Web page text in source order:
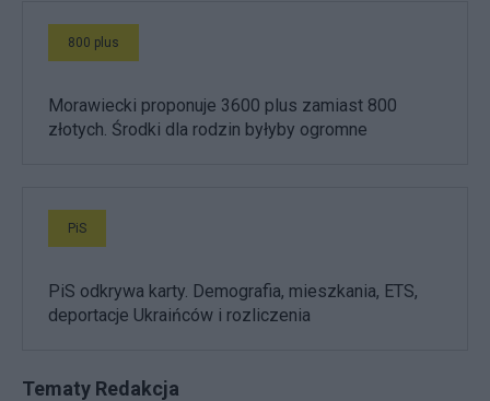
800 plus
Morawiecki proponuje 3600 plus zamiast 800
złotych. Środki dla rodzin byłyby ogromne
PiS
PiS odkrywa karty. Demografia, mieszkania, ETS,
deportacje Ukraińców i rozliczenia
Tematy Redakcja